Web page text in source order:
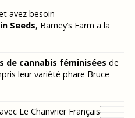
avez besoin
Seeds, Barney’s Farm a la
de cannabis féminisées de
leur variété phare Bruce
Le Chanvrier Français